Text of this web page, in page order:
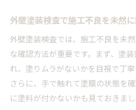
外壁塗装検査で施工不良を未然
外壁塗装検査では、施工不良を未
な確認方法が重要です。まず、塗
れ、塗りムラがないかを目視で丁寧
さらに、手で触れて塗膜の状態を
に塗料が付かないかも見ておきまし